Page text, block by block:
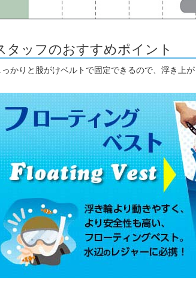
タッフのおすすめポイント
っかりと股がけベルトで固定できるので、浮き上